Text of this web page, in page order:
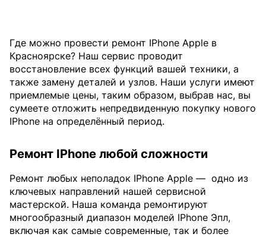
Где можно провести ремонт IPhone Apple в
Красноярске? Наш сервис проводит
восстановление всех функций вашей техники, а
также замену деталей и узлов. Наши услуги имеют
приемлемые цены, таким образом, выбрав нас, вы
сумеете отложить непредвиденную покупку нового
IPhone на определённый период.
Ремонт IPhone любой сложности
Ремонт любых неполадок IPhone Apple — одно из
ключевых направлений нашей сервисной
мастерской. Наша команда ремонтируют
многообразный диапазон моделей IPhone Эпл,
включая как самые современные, так и более